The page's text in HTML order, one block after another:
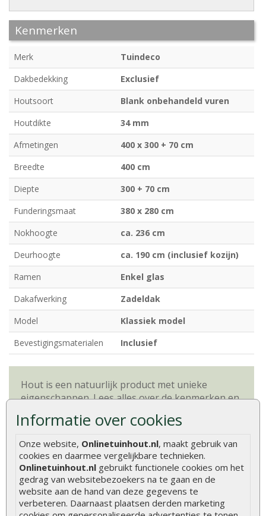
Informatie over cookies
Onze website, Onlinetuinhout.nl, maakt gebruik van
cookies en daarmee vergelijkbare technieken.
Onlinetuinhout.nl gebruikt functionele cookies om het
gedrag van websitebezoekers na te gaan en de
website aan de hand van deze gegevens te
verbeteren. Daarnaast plaatsen derden marketing
Kenmerken
Merk
Tuindeco
Dakbedekking
Exclusief
Houtsoort
Blank onbehandeld vuren
Houtdikte
34 mm
Afmetingen
400 x 300 + 70 cm
Breedte
400 cm
Diepte
300 + 70 cm
Funderingsmaat
380 x 280 cm
Nokhoogte
ca. 236 cm
Deurhoogte
ca. 190 cm (inclusief kozijn)
Ramen
Enkel glas
Dakafwerking
Zadeldak
Model
Klassiek model
Bevestigingsmaterialen
Inclusief
Hout is een natuurlijk product met unieke
eigenschappen. Lees alles over de kenmerken en
Beoordelingen
Er zijn geen beoordelingen voor dit product.
Geef beoordeling